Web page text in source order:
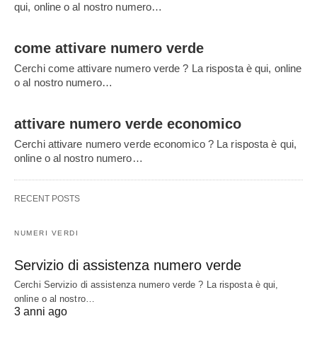
qui, online o al nostro numero…
come attivare numero verde
Cerchi come attivare numero verde ? La risposta è qui, online
o al nostro numero…
attivare numero verde economico
Cerchi attivare numero verde economico ? La risposta è qui,
online o al nostro numero…
RECENT POSTS
NUMERI VERDI
Servizio di assistenza numero verde
Cerchi Servizio di assistenza numero verde ? La risposta è qui,
online o al nostro…
3 anni ago